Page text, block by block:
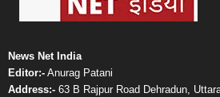
News Net India
Editor:- Anurag Patani
Address:- 63 B Rajpur Road Dehradun,